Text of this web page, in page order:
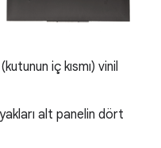
iç kısmı) vinil
alt panelin dört